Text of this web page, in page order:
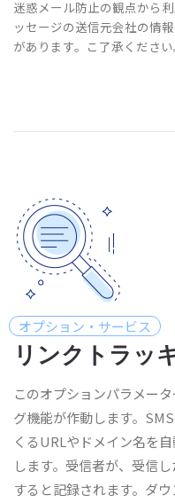
迷惑メール防止の観点から
ッセージの送信元会社の情
があります。こ了承ください
オプション・サービス
リンクトラッ
このオプションパラメー
グ機能が作動します。
くるURLやドメイン名を
します。受信者が、受信
すると記録されます。ダ